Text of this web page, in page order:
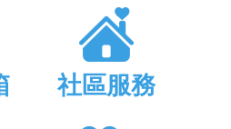
社區服務